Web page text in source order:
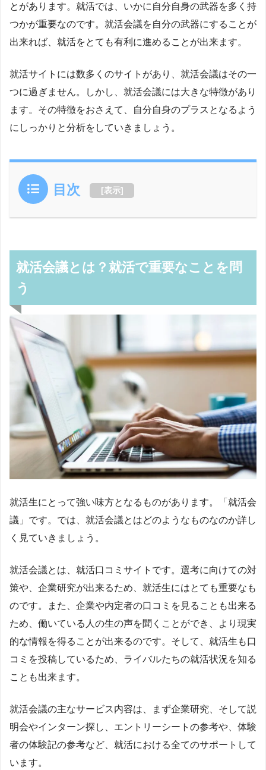
とがあります。就活では、いかに自分自身の武器を多く持
つかが重要なのです。就活会議を自分の武器にすることが
出来れば、就活をとても有利に進めることが出来ます。
就活サイトには数多くのサイトがあり、就活会議はその一
つに過ぎません。しかし、就活会議には大きな特徴があり
ます。その特徴をおさえて、自分自身のプラスとなるよう
にしっかりと分析をしていきましょう。
目次 [表示]
就活会議とは？就活で重要なことを問
う
就活生にとって強い味方となるものがあります。「就活会
議」です。では、就活会議とはどのようなものなのか詳し
く見ていきましょう。
就活会議とは、就活口コミサイトです。選考に向けての対
策や、企業研究が出来るため、就活生にはとても重要なも
のです。また、企業や内定者の口コミを見ることも出来る
ため、働いている人の生の声を聞くことができ、より現実
的な情報を得ることが出来るのです。そして、就活生も口
コミを投稿しているため、ライバルたちの就活状況を知る
ことも出来ます。
就活会議の主なサービス内容は、まず企業研究、そして説
明会やインターン探し、エントリーシートの参考や、体験
者の体験記の参考など、就活における全てのサポートして
います。